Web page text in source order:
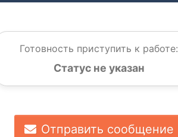
Готовность приступить к работе:
Статус не указан
Отправить сообщение